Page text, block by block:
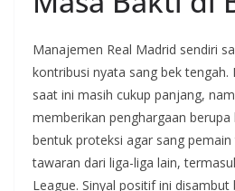
Manajemen Real Madrid sendiri
kontribusi nyata sang bek tengah.
saat ini masih cukup panjang,
memberikan penghargaan
bentuk proteksi agar sang
tawaran dari liga-liga lain,
League. Sinyal positif ini